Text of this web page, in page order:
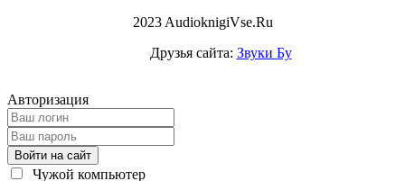
2023 AudioknigiVse.Ru
Друзья сайта: Звуки Бу
Авторизация
Войти на сайт
Чужой компьютер